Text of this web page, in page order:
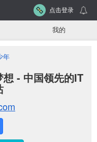
点击登录
我的
年
- 中国领先的IT